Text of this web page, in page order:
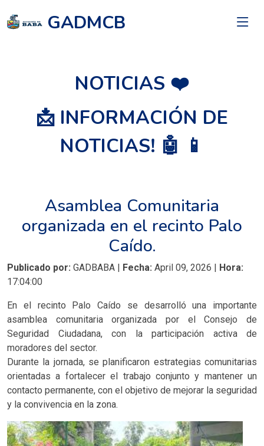
GADMCB
NOTICIAS ❤️
📩 INFORMACIÓN DE
NOTICIAS! 🤖 📱
Asamblea Comunitaria
organizada en el recinto Palo
Caído.
Publicado por: GADBABA | Fecha: April 09, 2026 | Hora:
17:04:00
En el recinto Palo Caído se desarrolló una importante
asamblea comunitaria organizada por el Consejo de
Seguridad Ciudadana, con la participación activa de
moradores del sector.
Durante la jornada, se planificaron estrategias comunitarias
orientadas a fortalecer el trabajo conjunto y mantener un
contacto permanente, con el objetivo de mejorar la seguridad
y la convivencia en la zona.